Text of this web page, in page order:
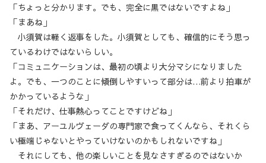
「ちょっと分かります。でも、完全に黒ではないですよね」
「まあね」
小須賀は軽く返事をした。小須賀としても、確信的にそう思っ
ているわけではないらしい。
「コミュニケーションは、最初の頃より大分マシになりました
よ。でも、一つのことに傾倒しやすいって部分は…前より拍車が
かかっているような」
「それだけ、仕事熱心ってことですけどね」
「まあ、アーユルヴェーダの専門家で食ってくんなら、それくら
い極端じゃないとやっていけないのかもしれないですね」
それにしても、他の楽しいことを見なさすぎるのではないか